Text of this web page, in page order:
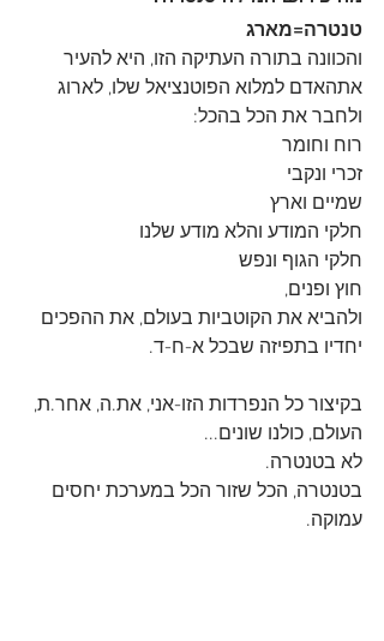
טנטרה=מארג
והכוונה בתורה העתיקה הזו, היא להעיר
אתהאדם למלוא הפוטנציאל שלו, לארוג
ולחבר את הכל בהכל:
רוח וחומר
זכרי ונקבי
שמיים וארץ
חלקי המודע והלא מודע שלנו
חלקי הגוף ונפש
חוץ ופנים,
ולהביא את הקוטביות בעולם, את ההפכים
יחדיו בתפיזה שבכל א-ח-ד.
בקיצור כל הנפרדות הזו-אני, את.ה, אחר.ת,
העולם, כולנו שונים...
לא בטנטרה.
בטנטרה, הכל שזור הכל במערכת יחסים
עמוקה.